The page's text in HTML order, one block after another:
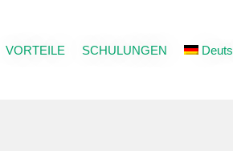
VORTEILE SCHULUNGEN